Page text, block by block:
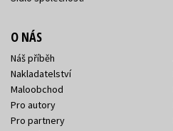
O NÁS
Náš příběh
Nakladatelství
Maloobchod
Pro autory
Pro partnery